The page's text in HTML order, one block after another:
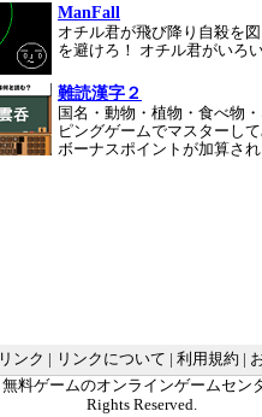
ManFall
オチル君が飛び降り自殺を
を避けろ！ オチル君がいろ
難読漢字２
国名・動物・植物・食べ物
ピングゲームでマスターし
ボーナスポイントが加算さ
リンク リンクについて 利用規約
無料ゲームのオンラインゲームセン
Rights Reserved.